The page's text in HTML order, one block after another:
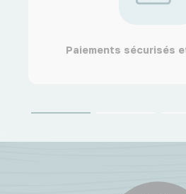
Paiements sécurisés